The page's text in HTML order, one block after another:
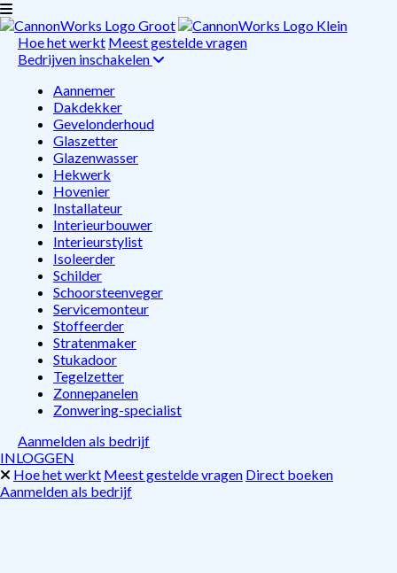
Hoe het werkt Meest gestelde vragen
Bedrijven inschakelen
Aannemer
Dakdekker
Gevelonderhoud
Glaszetter
Glazenwasser
Hekwerk
Hovenier
Installateur
Interieurbouwer
Interieurstylist
Isoleerder
Schilder
Schoorsteenveger
Servicemonteur
Stoffeerder
Stratenmaker
Stukadoor
Tegelzetter
Zonnepanelen
Zonwering-specialist
Aanmelden als bedrijf
INLOGGEN
Hoe het werkt Meest gestelde vragen Direct boeken
Aanmelden als bedrijf